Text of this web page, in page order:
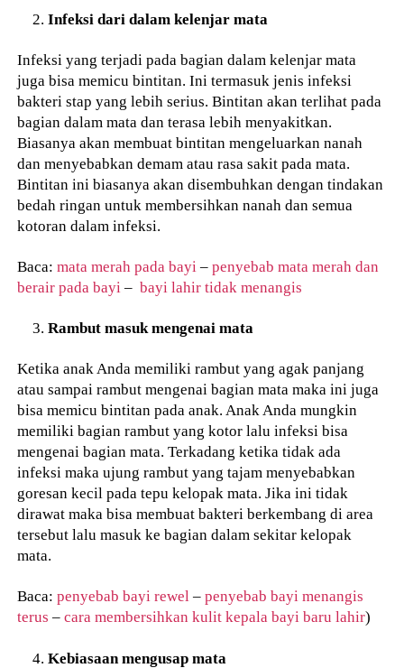
Infeksi dari dalam kelenjar mata
Infeksi yang terjadi pada bagian dalam kelenjar mata
juga bisa memicu bintitan. Ini termasuk jenis infeksi
bakteri stap yang lebih serius. Bintitan akan terlihat pada
bagian dalam mata dan terasa lebih menyakitkan.
Biasanya akan membuat bintitan mengeluarkan nanah
dan menyebabkan demam atau rasa sakit pada mata.
Bintitan ini biasanya akan disembuhkan dengan tindakan
bedah ringan untuk membersihkan nanah dan semua
kotoran dalam infeksi.
Baca:mata merah pada bayi –penyebab mata merah dan
berair pada bayi –bayi lahir tidak menangis
Rambut masuk mengenai mata
Ketika anak Anda memiliki rambut yang agak panjang
atau sampai rambut mengenai bagian mata maka ini juga
bisa memicu bintitan pada anak. Anak Anda mungkin
memiliki bagian rambut yang kotor lalu infeksi bisa
mengenai bagian mata. Terkadang ketika tidak ada
infeksi maka ujung rambut yang tajam menyebabkan
goresan kecil pada tepu kelopak mata. Jika ini tidak
dirawat maka bisa membuat bakteri berkembang di area
tersebut lalu masuk ke bagian dalam sekitar kelopak
mata.
Baca:penyebab bayi rewel –penyebab bayi menangis
terus –cara membersihkan kulit kepala bayi baru lahir)
Kebiasaan mengusap mata